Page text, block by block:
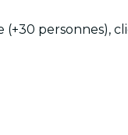
personnes),